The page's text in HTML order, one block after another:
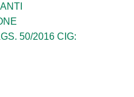
50/2016 CIG: